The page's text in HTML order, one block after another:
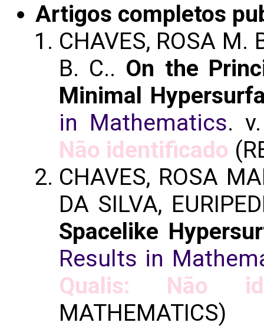
Artigos completos
CHAVES, ROSA M.
B. C.. On the
Minimal
in Mathematics.
Não identificado
CHAVES, ROSA
DA SILVA,
Spacelike
Results in
Qualis: Não
MATHEMATICS)